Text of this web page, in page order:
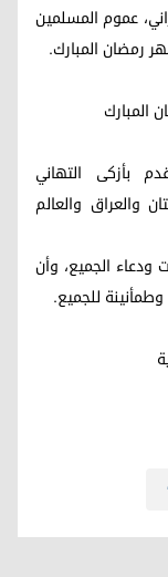
بارزاني، عموم المسلمين
رمضان المبارك.
المبارك
بأزكى التهاني
والعراق والعالم
ودعاء الجميع، وأن
للجميع.